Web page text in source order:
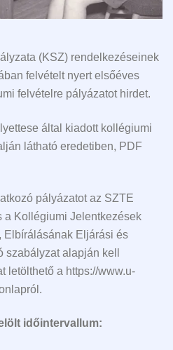
(KSZ) rendelkezéseinek
felvételt nyert elsőéves
felvételre pályázatot hirdet.
által kiadott kollégiumi
látható eredetiben, PDF
pályázatot az SZTE
a Kollégiumi Jelentkezések
Elbírálásának Eljárási és
alapján kell
letölthető a https://www.u-
időintervallum: